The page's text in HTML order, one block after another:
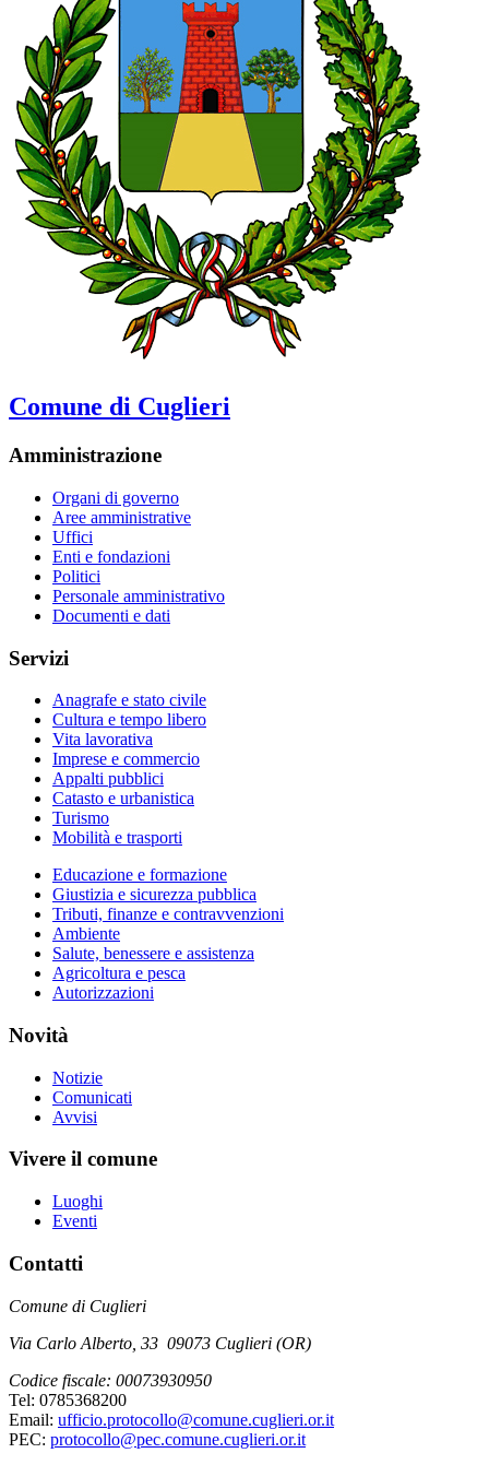
Comune di Cuglieri
Amministrazione
Organi di governo
Aree amministrative
Uffici
Enti e fondazioni
Politici
Personale amministrativo
Documenti e dati
Servizi
Anagrafe e stato civile
Cultura e tempo libero
Vita lavorativa
Imprese e commercio
Appalti pubblici
Catasto e urbanistica
Turismo
Mobilità e trasporti
Educazione e formazione
Giustizia e sicurezza pubblica
Tributi, finanze e contravvenzioni
Ambiente
Salute, benessere e assistenza
Agricoltura e pesca
Autorizzazioni
Novità
Notizie
Comunicati
Avvisi
Vivere il comune
Luoghi
Eventi
Contatti
Comune di Cuglieri
Via Carlo Alberto, 33 09073 Cuglieri (OR)
Codice fiscale: 00073930950
Tel: 0785368200
Email: ufficio.protocollo@comune.cuglieri.or.it
PEC: protocollo@pec.comune.cuglieri.or.it